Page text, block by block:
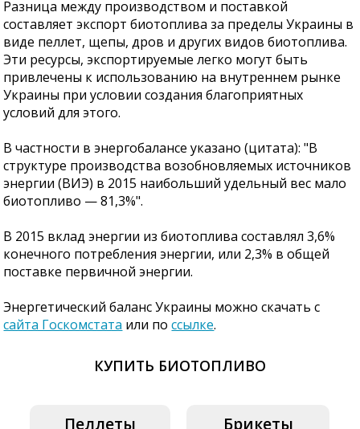
Разница между производством и поставкой
составляет экспорт биотоплива за пределы Украины в
виде пеллет, щепы, дров и других видов биотоплива.
Эти ресурсы, экспортируемые легко могут быть
привлечены к использованию на внутреннем рынке
Украины при условии создания благоприятных
условий для этого.
В частности в энергобалансе указано (цитата): "В
структуре производства возобновляемых источников
энергии (ВИЭ) в 2015 наибольший удельный вес мало
биотопливо — 81,3%".
В 2015 вклад энергии из биотоплива составлял 3,6%
конечного потребления энергии, или 2,3% в общей
поставке первичной энергии.
Энергетический баланс Украины можно скачать с
сайта Госкомстата или поссылке.
КУПИТЬ БИОТОПЛИВО
Пеллеты Брикеты